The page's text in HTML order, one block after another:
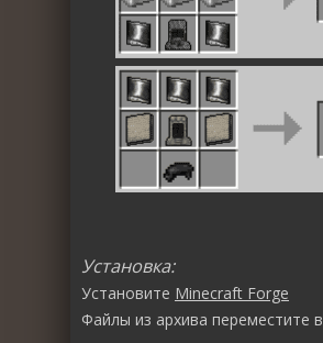
Установка:
Установите Minecraft Forge
Файлы из архива переместите в